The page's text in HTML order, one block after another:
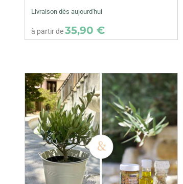
Livraison dès aujourd'hui
à partir de35,90 €